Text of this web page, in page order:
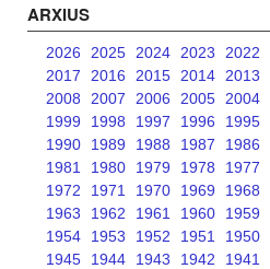
ARXIUS
2026 2025 2024 2023 2022
2017
2016 2015 2014 2013
2008
2007 2006 2005 2004
1999
1998 1997 1996 1995
1990
1989 1988 1987 1986
1981
1980 1979 1978 1977
1972
1971 1970 1969 1968
1963
1962 1961 1960 1959
1954
1953 1952 1951 1950
1945
1944 1943 1942 1941